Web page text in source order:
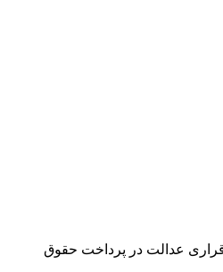
عدالت در پرداخت حقوق